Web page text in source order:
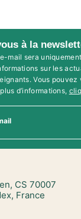
à la
mail sera
sur les
Vous
d’informations,
CS 70007
France